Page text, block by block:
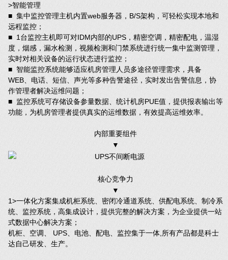
>智能管理
■ 集中监控管理主机内置web服务器，B/S架构，可轻松实现本地和
远程监控；
■ 1台监控主机即可对IDM内部的UPS，精密空调，精密配电，温湿
度，烟感，漏水检测，视频检测和门禁系统进行统一集中监测管理，
实时对相关设备的运行状态进行监控；
■ 智能监控系统能够适应机房管理人员多途径管理需求，具备
WEB、电话、短信、声光等多种告警途径，实时发出告警信息，协
作管理者解决运维问题；
■ 监控系统可存储设备参量数据、统计机房PUE值，提供报表输出等
功能，为机房管理者提供真实的运维数据，有效提高运维效率。
内部重要组件
▼
核心竞争力
▼
1>一体化方案集成机柜系统、密闭冷通道系统、供配电系统、制冷系
统、监控系统，高集成设计，提供完整的解决方案，为企业提供一站
式数据中心解决方案；
机柜、空调、 UPS、电池、配电、监控集于一体,所有产品都是科士
达自己研发、生产。